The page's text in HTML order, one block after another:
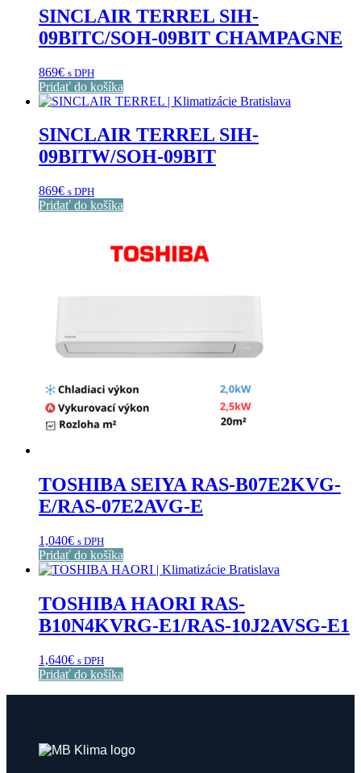
SINCLAIR TERREL SIH-
09BITC/SOH-09BIT CHAMPAGNE
869€ s DPH
Pridať do košíka
SINCLAIR TERREL SIH-
09BITW/SOH-09BIT
869€ s DPH
Pridať do košíka
TOSHIBA SEIYA RAS-B07E2KVG-
E/RAS-07E2AVG-E
1,040€ s DPH
Pridať do košíka
TOSHIBA HAORI RAS-
B10N4KVRG-E1/RAS-10J2AVSG-E1
1,640€ s DPH
Pridať do košíka